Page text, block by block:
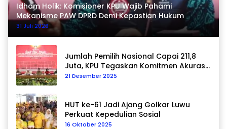
Idham Holik: Komisioner KPU Wajib Pahami
Mekanisme PAW DPRD Demi Kepastian Hukum
31 Juli 2026
Jumlah Pemilih Nasional Capai 211,8
Juta, KPU Tegaskan Komitmen Akurasi
Data Berkelanjutan
21 Desember 2025
HUT ke-61 Jadi Ajang Golkar Luwu
Perkuat Kepedulian Sosial
16 Oktober 2025